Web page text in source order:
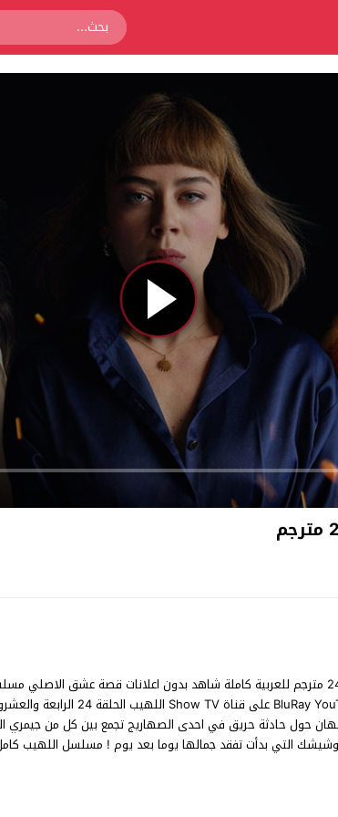
حول حادثة حريق في احدى الصهاريج تجمع بين كل من جيمري التي
وشيشك التي بدأت تفقد جمالها يوما بعد يوم ! مسلسل